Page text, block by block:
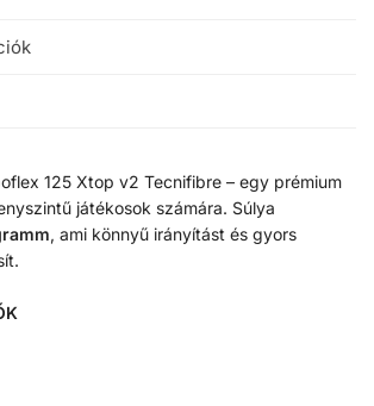
125 Xtop v2 Tecnifibre – egy prémium
játékosok számára. Súlya
, ami könnyű irányítást és gyors